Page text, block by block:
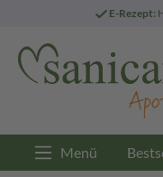
E-Rezept:
Menü